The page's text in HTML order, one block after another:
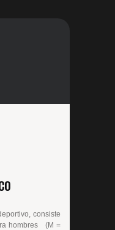
consiste
hombres (M =